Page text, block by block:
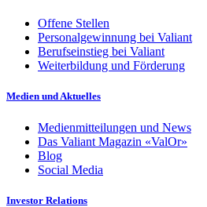
Offene Stellen
Personalgewinnung bei Valiant
Berufseinstieg bei Valiant
Weiterbildung und Förderung
Medien und Aktuelles
Medienmitteilungen und News
Das Valiant Magazin «ValOr»
Blog
Social Media
Investor Relations